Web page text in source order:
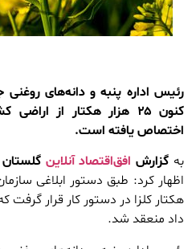
رئیس اداره پنبه و دانه‌های
کنون ۲۵ هزار هکتار از
اختصاص یافته است.
به گزارش افق‌اقتصاد آنلاین گلستان
داد منعقد شد.